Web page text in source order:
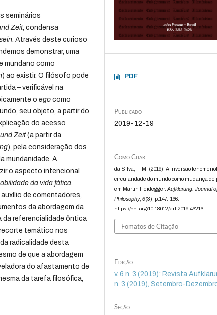
seminários
Zeit, condensa
. Através deste curioso
demonstrar, uma
mundano como
) ao existir. O filósofo pode
– verificável na
oego como
seu objeto, a partir do
do acesso
Zeit(a partir da
), pela consideração dos
mundanidade. A
o aspecto intencional
da vida fática
de comentadores,
da abordagem da
da referencialidade ôntica
temático nos
radicalidade desta
de que a abordagem
do afastamento de
da tarefa filosófica,
PDF
Publicado
2019-12-19
Como Citar
da Silva, F. M. (2019). A inversão
circularidade do mundo como mudança de
em Martin Heidegger.Aufklärung: Journal
Philosophy,6(3), p.147.-166.
https://doi.org/10.18012/arf.2019.46216
Fomatos de Citação
Edição
v. 6 n. 3 (2019): Revista
n. 3 (2019), Setembro-
Seção